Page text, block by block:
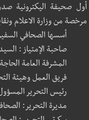
مرخصة من وزارة الاعلام
أسسها الصحافي
صاحبة الإمتياز :
المشرفة العامة
فريق العمل وهيئة
رئيس التحرير
مديرة التحرير: